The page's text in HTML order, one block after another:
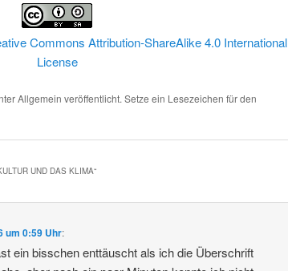
Commons Attribution-ShareAlike 4.0 International
License
Allgemein veröffentlicht. Setze ein Lesezeichen für den
UND DAS KLIMA“
um 0:59 Uhr:
ein bisschen enttäuscht als ich die Überschrift